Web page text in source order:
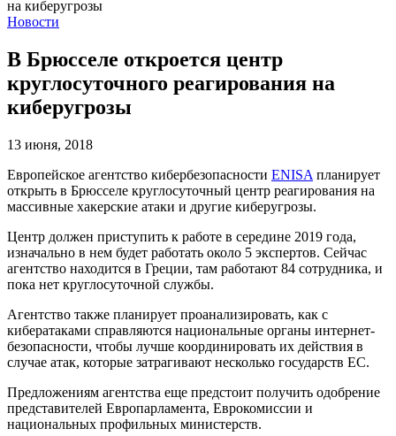
Новости
В Брюсселе откроется центр
круглосуточного реагирования на
киберугрозы
13 июня, 2018
Европейское агентство кибербезопасности ENISA планирует
открыть в Брюсселе круглосуточный центр реагирования на
массивные хакерские атаки и другие киберугрозы.
Центр должен приступить к работе в середине 2019 года,
изначально в нем будет работать около 5 экспертов. Сейчас
агентство находится в Греции, там работают 84 сотрудника, и
пока нет круглосуточной службы.
Агентство также планирует проанализировать, как с
кибератаками справляются национальные органы интернет-
безопасности, чтобы лучше координировать их действия в
случае атак, которые затрагивают несколько государств ЕС.
Предложениям агентства еще предстоит получить одобрение
представителей Европарламента, Еврокомиссии и
национальных профильных министерств.